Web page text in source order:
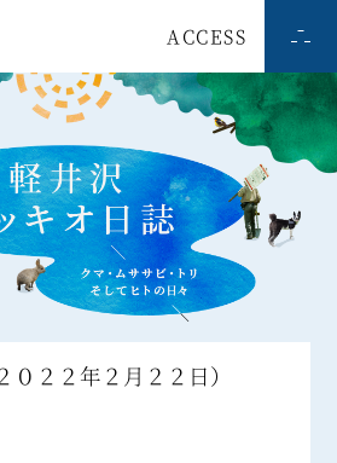
ACCESS
２２年２月２２日）